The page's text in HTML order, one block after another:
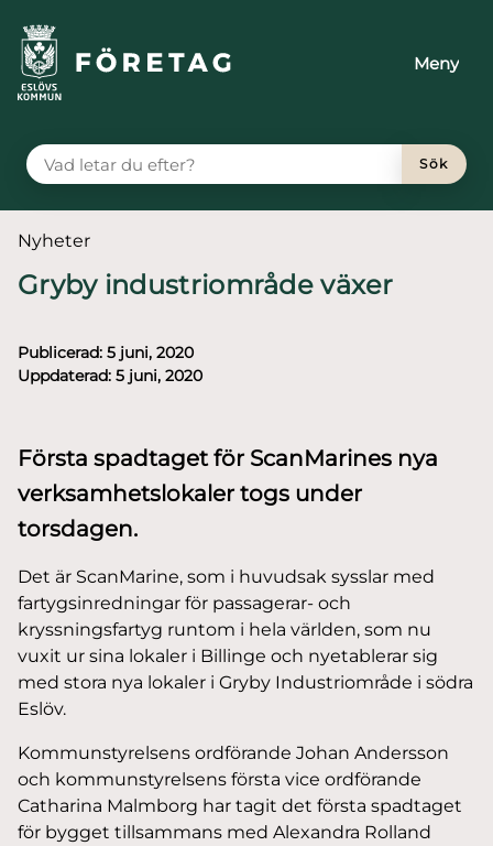
till innehåll
huvudmeny
Meny
VAD LETAR DU EFTER?
Sök
Du är här:
Nyheter
Gryby industriområde växer
Publicerad: 5 juni, 2020
Uppdaterad: 5 juni, 2020
Första spadtaget för ScanMarines nya
verksamhetslokaler togs under
torsdagen.
Det är ScanMarine, som i huvudsak sysslar med
fartygsinredningar för passagerar- och
kryssningsfartyg runtom i hela världen, som nu
vuxit ur sina lokaler i Billinge och nyetablerar sig
med stora nya lokaler i Gryby Industriområde i södra
Eslöv.
Kommunstyrelsens ordförande Johan Andersson
och kommunstyrelsens första vice ordförande
Catharina Malmborg har tagit det första spadtaget
för bygget tillsammans med Alexandra Rolland